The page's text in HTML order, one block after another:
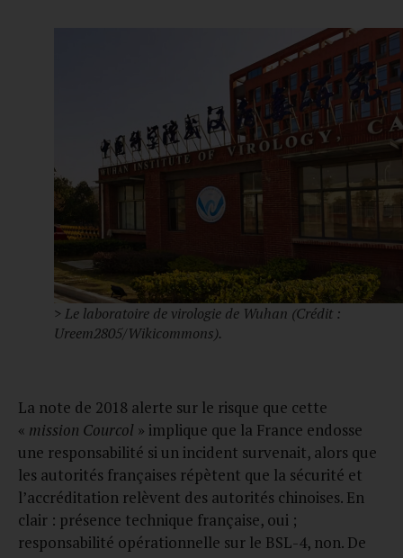
> Le laboratoire de virologie de Wuhan (Crédit :
Ureem2805/Wikicommons).
La note de 2018 alerte sur le risque que cette
« mission Courcol » implique que la France endosse
une responsabilité si un incident survenait, alors que
les autorités françaises répètent que la sécurité et
l’accréditation relèvent des autorités chinoises. En
clair : présence technique française, oui ;
responsabilité opérationnelle sur le BSL-4, non. De